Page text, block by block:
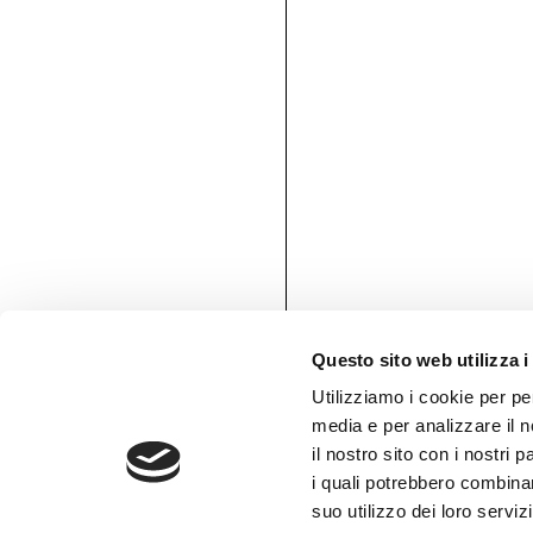
Questo sito web utilizza i
Utilizziamo i cookie per
media e per analizzare il
il nostro sito con i nostri
i quali potrebbero
suo utilizzo dei loro
AREA RISERVATA